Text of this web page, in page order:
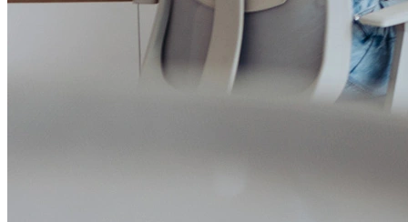
CNPJ 04.740.876/0001-25 | Alameda Xingu, 512, 3º, 4º e 16º (parte)